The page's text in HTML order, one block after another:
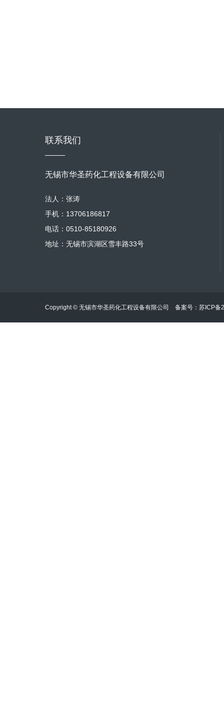
联系我们
无锡市华圣药化工程设备有限公司
法人：张涛
手机：13706186817
电话：0510-85180926
地址：无锡市滨湖区雪丰路33号
Copyright © 无锡市华圣药化工程设备有限公司 备案号： 苏ICP备